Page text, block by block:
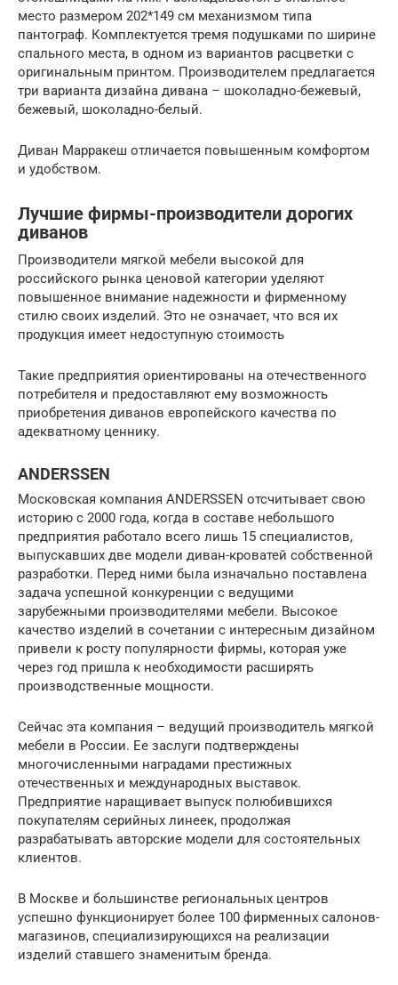
место размером 202*149 см механизмом типа
пантограф. Комплектуется тремя подушками по ширине
спального места, в одном из вариантов расцветки с
оригинальным принтом. Производителем предлагается
три варианта дизайна дивана – шоколадно-бежевый,
бежевый, шоколадно-белый.
Диван Марракеш отличается повышенным комфортом
и удобством.
Лучшие фирмы-производители дорогих
диванов
Производители мягкой мебели высокой для
российского рынка ценовой категории уделяют
повышенное внимание надежности и фирменному
стилю своих изделий. Это не означает, что вся их
продукция имеет недоступную стоимость
Такие предприятия ориентированы на отечественного
потребителя и предоставляют ему возможность
приобретения диванов европейского качества по
адекватному ценнику.
ANDERSSEN
Московская компания ANDERSSEN отсчитывает свою
историю с 2000 года, когда в составе небольшого
предприятия работало всего лишь 15 специалистов,
выпускавших две модели диван-кроватей собственной
разработки. Перед ними была изначально поставлена
задача успешной конкуренции с ведущими
зарубежными производителями мебели. Высокое
качество изделий в сочетании с интересным дизайном
привели к росту популярности фирмы, которая уже
через год пришла к необходимости расширять
производственные мощности.
Сейчас эта компания – ведущий производитель мягкой
мебели в России. Ее заслуги подтверждены
многочисленными наградами престижных
отечественных и международных выставок.
Предприятие наращивает выпуск полюбившихся
покупателям серийных линеек, продолжая
разрабатывать авторские модели для состоятельных
клиентов.
В Москве и большинстве региональных центров
успешно функционирует более 100 фирменных салонов-
магазинов, специализирующихся на реализации
изделий ставшего знаменитым бренда.